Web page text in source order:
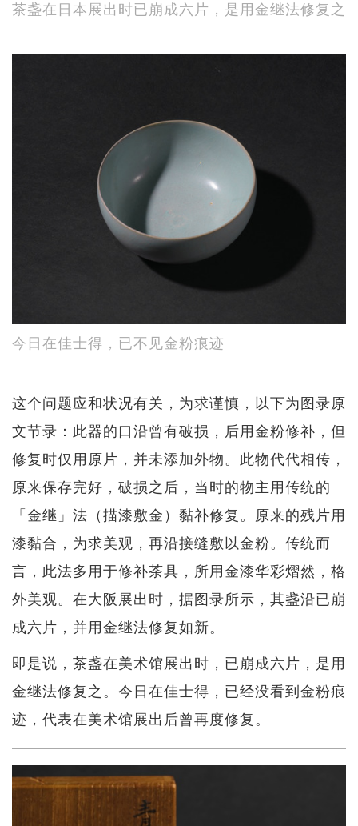
茶盏在日本展出时已崩成六片，是用金继法修复之
今日在佳士得，已不见金粉痕迹
这个问题应和状况有关，为求谨慎，以下为图录原
文节录：此器的口沿曾有破损，后用金粉修补，但
修复时仅用原片，并未添加外物。此物代代相传，
原来保存完好，破损之后，当时的物主用传统的
「金继」法（描漆敷金）黏补修复。原来的残片用
漆黏合，为求美观，再沿接缝敷以金粉。传统而
言，此法多用于修补茶具，所用金漆华彩熠然，格
外美观。在大阪展出时，据图录所示，其盏沿已崩
成六片，并用金继法修复如新。
即是说，茶盏在美术馆展出时，已崩成六片，是用
金继法修复之。今日在佳士得，已经没看到金粉痕
迹，代表在美术馆展出后曾再度修复。